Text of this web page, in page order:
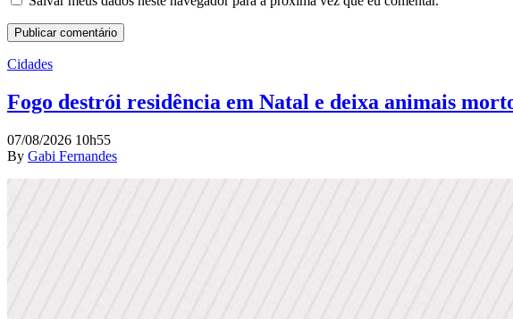
Cidades
Fogo destrói residência em Natal e deixa animais
07/08/2026 10h55
By Gabi Fernandes